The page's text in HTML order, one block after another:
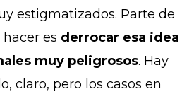
estigmatizados. Parte de
es derrocar esa idea
muy peligrosos. Hay
claro, pero los casos en